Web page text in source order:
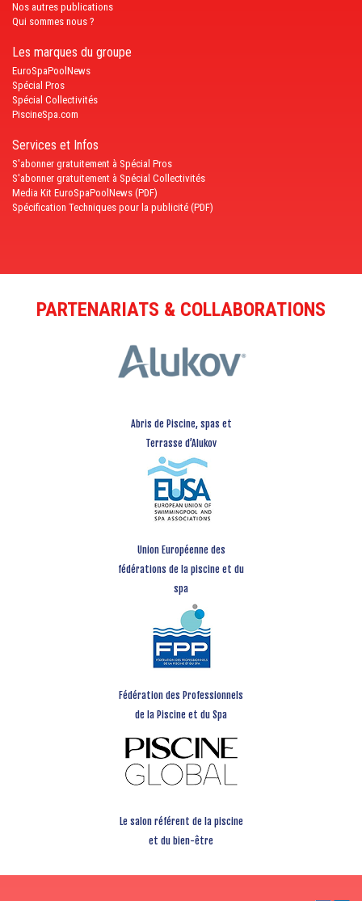
Nos autres publications
Qui sommes nous ?
Les marques du groupe
EuroSpaPoolNews
Spécial Pros
Spécial Collectivités
PiscineSpa.com
Services et Infos
S'abonner gratuitement à Spécial Pros
S'abonner gratuitement à Spécial Collectivités
Media Kit EuroSpaPoolNews (PDF)
Spécification Techniques pour la publicité (PDF)
PARTENARIATS & COLLABORATIONS
Abris de Piscine, spas et
Terrasse d’Alukov
Union Européenne des
fédérations de la piscine et du
spa
Fédération des Professionnels
de la Piscine et du Spa
Le salon référent de la piscine
et du bien-être